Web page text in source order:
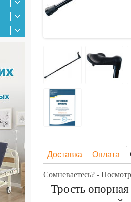
Доставка Оплата
Сомневаетесь? -
Трость